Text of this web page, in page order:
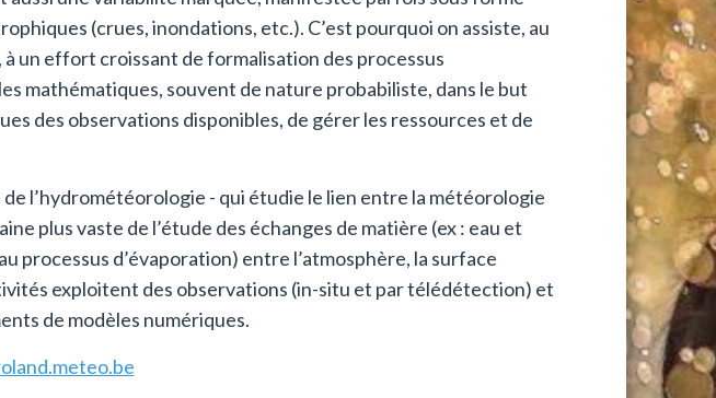
(crues, inondations, etc.). C’est pourquoi on assiste, au
un effort croissant de formalisation des processus
mathématiques, souvent de nature probabiliste, dans le but
des observations disponibles, de gérer les ressources et de
de l’hydrométéorologie - qui étudie le lien entre la météorologie
plus vaste de l’étude des échanges de matière (ex : eau et
processus d’évaporation) entre l’atmosphère, la surface
exploitent des observations (in-situ et par télédétection) et
de modèles numériques.